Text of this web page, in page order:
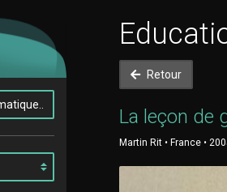
Retour
La leçon de
Martin Rit • France •